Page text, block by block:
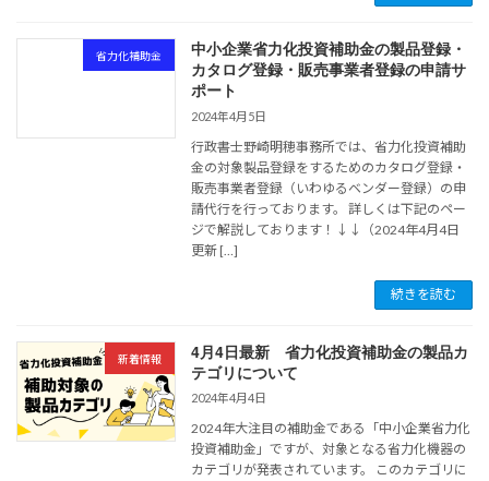
省力化補助金
中小企業省力化投資補助金の製品登録・
カタログ登録・販売事業者登録の申請サ
ポート
2024年4月5日
行政書士野崎明穂事務所では、省力化投資補助
金の対象製品登録をするためのカタログ登録・
販売事業者登録（いわゆるベンダー登録）の申
請代行を行っております。 詳しくは下記のペー
ジで解説しております！↓↓（2024年4月4日
更新 […]
続きを読む
新着情報
4月4日最新 省力化投資補助金の製品カ
テゴリについて
2024年4月4日
2024年大注目の補助金である「中小企業省力化
投資補助金」ですが、対象となる省力化機器の
カテゴリが発表されています。 このカテゴリに